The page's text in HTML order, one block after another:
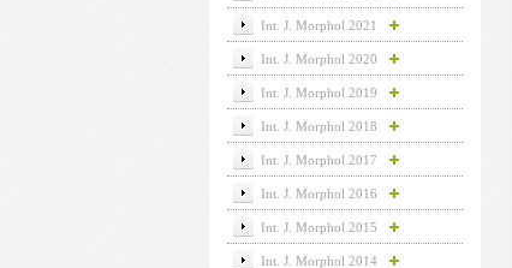
Int. J. Morphol 2021
Int. J. Morphol 2020
Int. J. Morphol 2019
Int. J. Morphol 2018
Int. J. Morphol 2017
Int. J. Morphol 2016
Int. J. Morphol 2015
Int. J. Morphol 2014